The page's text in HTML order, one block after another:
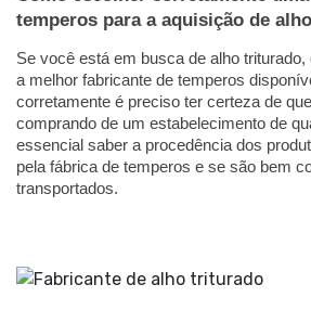
temperos para a aquisição de
Se você está em busca de alho
a melhor fabricante de temperos
corretamente é preciso ter certeza de
comprando de um estabelecimento de
essencial saber a procedência dos
pela fábrica de temperos e se são bem
transportados.